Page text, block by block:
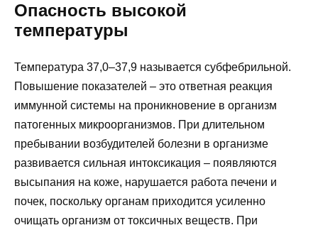
Опасность высокой
температуры
Температура 37,0–37,9 называется субфебрильной.
Повышение показателей – это ответная реакция
иммунной системы на проникновение в организм
патогенных микроорганизмов. При длительном
пребывании возбудителей болезни в организме
развивается сильная интоксикация – появляются
высыпания на коже, нарушается работа печени и
почек, поскольку органам приходится усиленно
очищать организм от токсичных веществ. При